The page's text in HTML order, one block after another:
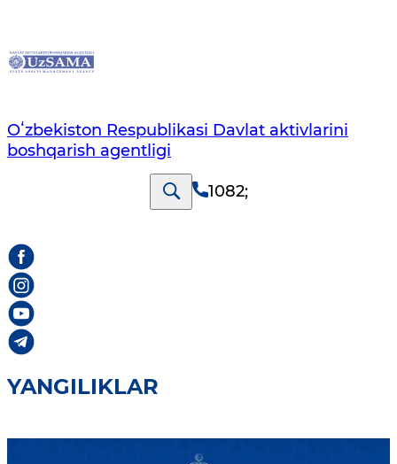
Oʻzbekiston Respublikasi Davlat aktivlarini
boshqarish agentligi
1082;
YANGILIKLAR